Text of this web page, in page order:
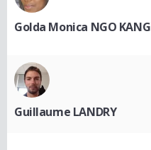
Golda Monica NGO KANG
Guillaume LANDRY